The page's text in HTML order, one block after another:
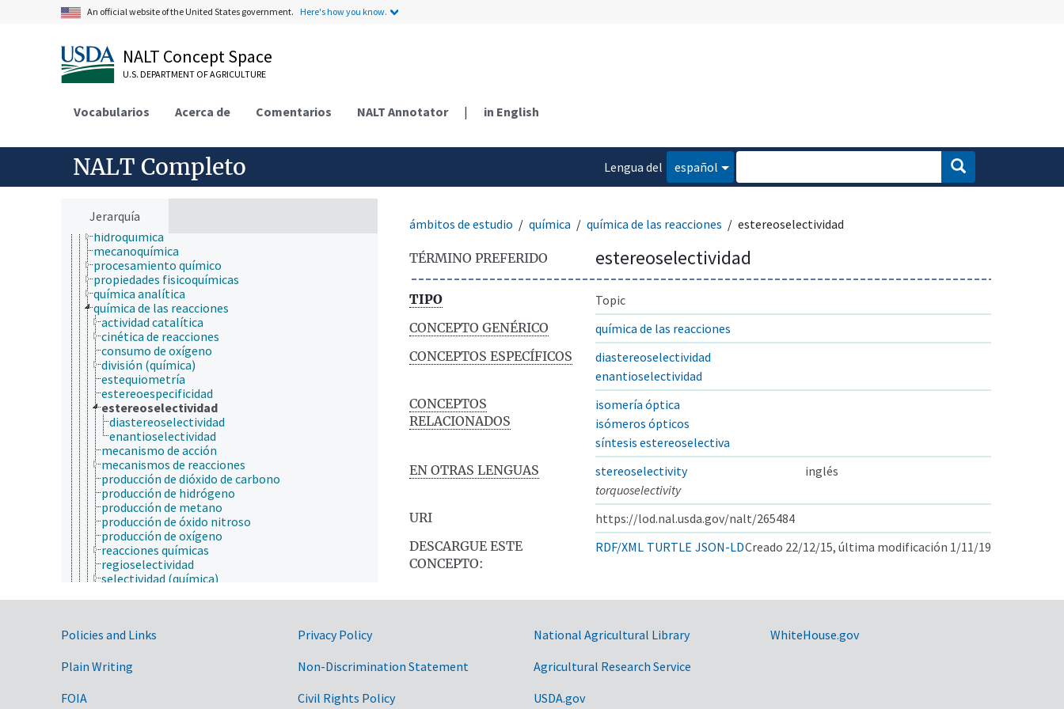
An official website of the United States government. Here's how you know.
NALT Concept Space
U.S. DEPARTMENT OF AGRICULTURE
Vocabularios Acerca de Comentarios NALT Annotator | in English
NALT Completo
Lengua del
español
Jerarquía
medicina veterinaria
neontología
nutrición
paleontología
patología de insectos
composición química
electroquímica
estereoquímica
fotoquímica
geoquímica
hidroquímica
mecanoquímica
procesamiento químico
propiedades fisicoquímicas
química analítica
química de las reacciones
actividad catalítica
cinética de reacciones
consumo de oxígeno
división (química)
estequiometría
estereoespecificidad
estereoselectividad
diastereoselectividad
enantioselectividad
mecanismo de acción
mecanismos de reacciones
producción de dióxido de carbono
producción de hidrógeno
producción de metano
producción de óxido nitroso
producción de oxígeno
reacciones químicas
regioselectividad
selectividad (química)
quimioinformática
sericultura
sociobiología
ámbitos de estudio química química de las reacciones estereoselectividad
TÉRMINO PREFERIDO estereoselectividad
TIPO
Topic
CONCEPTO GENÉRICO
química de las reacciones
CONCEPTOS ESPECÍFICOS
diastereoselectividad
enantioselectividad
CONCEPTOS
RELACIONADOS
isomería óptica
isómeros ópticos
síntesis estereoselectiva
EN OTRAS LENGUAS
stereoselectivity
inglés
torquoselectivity
URI
https://lod.nal.usda.gov/nalt/265484
DESCARGUE ESTE
CONCEPTO:
RDF/XML TURTLE JSON-LDCreado 22/12/15, última modificación 1/11/19
Government Links
Policies and Links
Plain Writing
FOIA
Privacy Policy
Non-Discrimination Statement
Civil Rights Policy
National Agricultural Library
Agricultural Research Service
USDA.gov
WhiteHouse.gov